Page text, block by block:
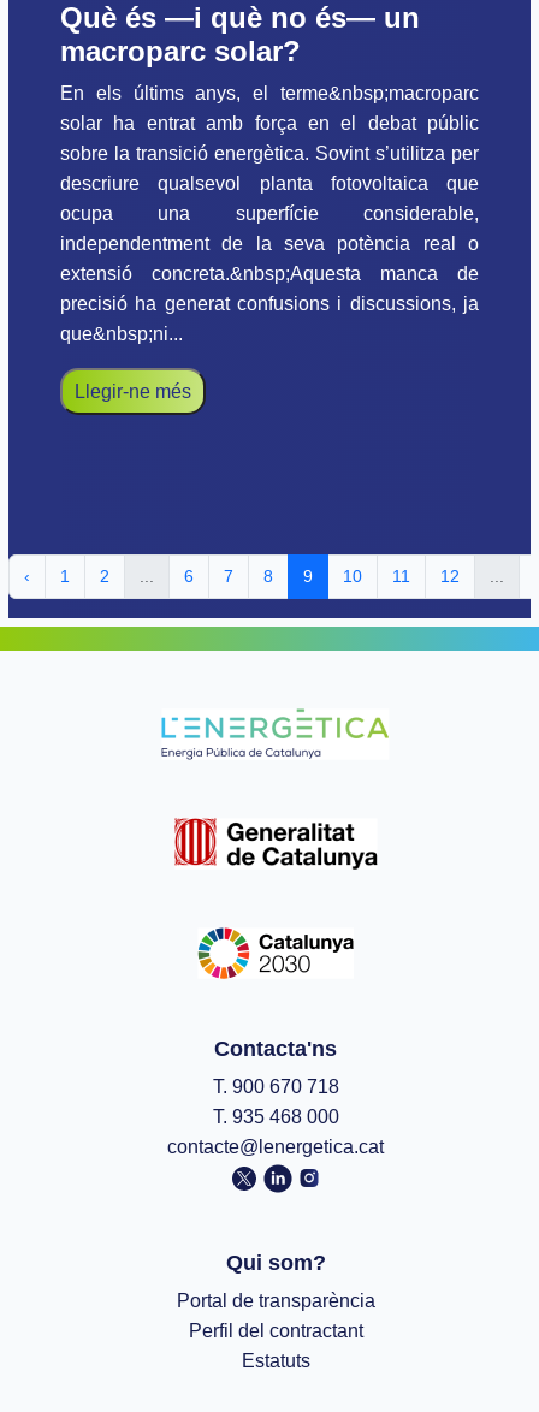
Què és —i què no és— un
macroparc solar?
En els últims anys, el terme&nbsp;macroparc
solar ha entrat amb força en el debat públic
sobre la transició energètica. Sovint s’utilitza per
descriure qualsevol planta fotovoltaica que
ocupa una superfície considerable,
independentment de la seva potència real o
extensió concreta.&nbsp;Aquesta manca de
precisió ha generat confusions i discussions, ja
que&nbsp;ni...
Llegir-ne més
‹ 1 2 6 7 8 9 10 11 12
Contacta'ns
T. 900 670 718
T. 935 468 000
contacte@lenergetica.cat
Qui som?
Portal de transparència
Perfil del contractant
Estatuts